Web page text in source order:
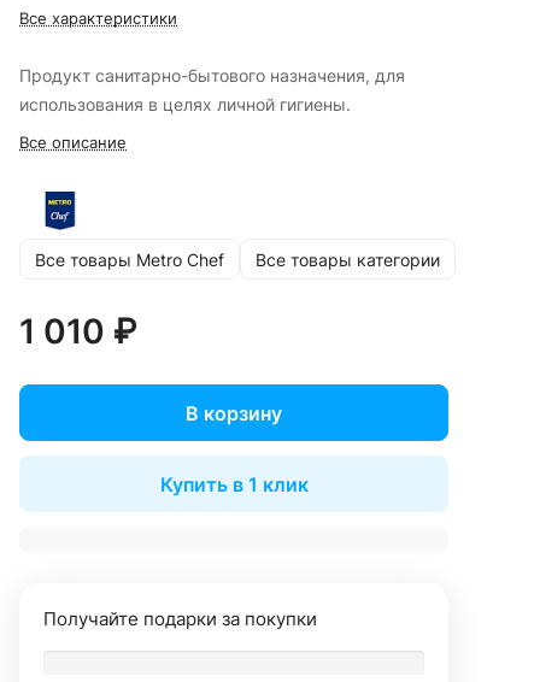
Все характеристики
Продукт санитарно-бытового назначения, для
использования в целях личной гигиены.
Все описание
Все товары Metro Chef Все товары категории
1 010 ₽
В корзину
Купить в 1 клик
Получайте подарки за покупки